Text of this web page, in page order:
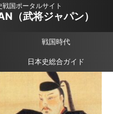
戦国ポータルサイト
（武将ジャパン）
戦国時代
日本史総合ガイド